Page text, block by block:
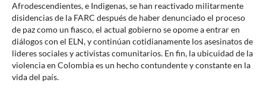
Afrodescendientes, e Indigenas, se han reactivado militarmente
disidencias de la FARC después de haber denunciado el proceso
de paz como un fiasco, el actual gobierno se opome a entrar en
diálogos con el ELN, y continúan cotidianamente los asesinatos de
lideres sociales y activistas comunitarios. En fin, la ubicuidad de la
violencia en Colombia es un hecho contundente y constante en la
vida del país.